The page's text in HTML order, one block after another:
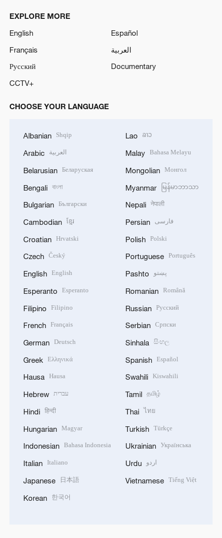
EXPLORE MORE
English
Español
Français
العربية
Русский
Documentary
CCTV+
CHOOSE YOUR LANGUAGE
Albanian Shqip
Arabic العربية
Belarusian Беларуская
Bengali বাংলা
Bulgarian Български
Cambodian ខ្មែរ
Croatian Hrvatski
Czech Český
English English
Esperanto Esperanto
Filipino Filipino
French Français
German Deutsch
Greek Ελληνικά
Hausa Hausa
Hebrew עברית
Hindi हिन्दी
Hungarian Magyar
Indonesian Bahasa Indonesia
Italian Italiano
Japanese 日本語
Korean 한국어
Lao ລາວ
Malay Bahasa Melayu
Mongolian Монгол
Myanmar မြန်မာဘာသာ
Nepali नेपाली
Persian فارسی
Polish Polski
Portuguese Português
Pashto پښتو
Romanian Română
Russian Русский
Serbian Српски
Sinhala සිංහල
Spanish Español
Swahili Kiswahili
Tamil தமிழ்
Thai ไทย
Turkish Türkçe
Ukrainian Українська
Urdu اردو
Vietnamese Tiếng Việt